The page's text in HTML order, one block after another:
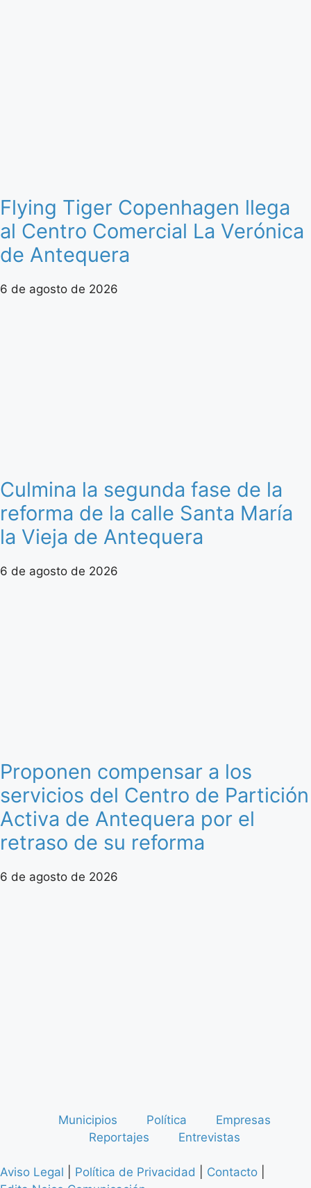
Flying Tiger Copenhagen llega
al Centro Comercial La Verónica
de Antequera
6 de agosto de 2026
Culmina la segunda fase de la
reforma de la calle Santa María
la Vieja de Antequera
6 de agosto de 2026
Proponen compensar a los
servicios del Centro de Partición
Activa de Antequera por el
retraso de su reforma
6 de agosto de 2026
Municipios Política
Empresas
Reportajes
Entrevistas
Aviso Legal Política de Privacidad Contacto